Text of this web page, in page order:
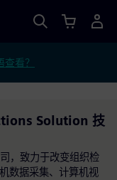
看？
Solution 技
，致力于改变组织检
数据采集、计算机视